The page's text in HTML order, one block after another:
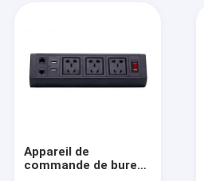
Appareil de
commande de bureau